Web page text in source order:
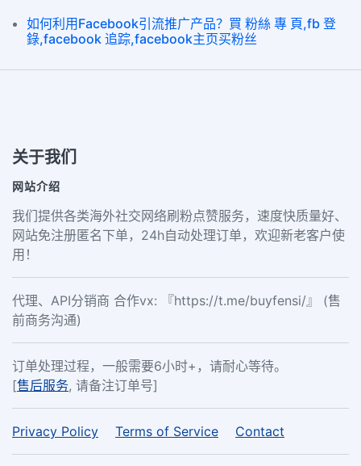
如何利用Facebook引流推广产品？買 粉絲 專 頁,fb 登
錄,facebook 追踪,facebook主页买粉丝
关于我们
网站介绍
我们提供各类海外社交网络刷粉点赞服务，速度快质量好、
网站免注册匿名下单，24h自动处理订单，欢迎新老客户使
用！
代理、API分销商 合作vx: 『https://t.me/buyfensi/』 (售
前商务沟通)
订单处理过程，一般需要6小时+，请耐心等待。
[售后服务, 请备注订单号]
Privacy Policy Terms of Service Contact